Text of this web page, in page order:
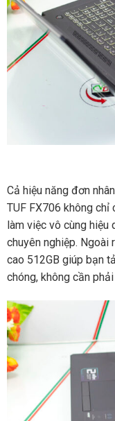
Cả hiệu năng đơn
TUF FX706 không
làm việc vô cùng hiệu
chuyên nghiệp. Ngoài
cao 512GB giúp bạn
chóng, không cần